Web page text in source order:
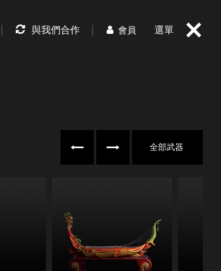
與我們合作 會員 選單
往左 往右 全部武器